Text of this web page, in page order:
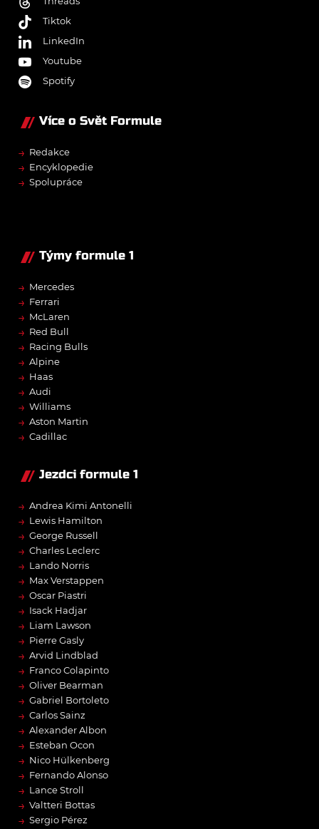
Tiktok
LinkedIn
Youtube
Spotify
Více o Svět Formule
→ Redakce
→ Encyklopedie
→ Spolupráce
Týmy formule 1
→ Mercedes
→ Ferrari
→ McLaren
→ Red Bull
→ Racing Bulls
→ Alpine
→ Haas
→ Audi
→ Williams
→ Aston Martin
→ Cadillac
Jezdci formule 1
→ Andrea Kimi Antonelli
→ Lewis Hamilton
→ George Russell
→ Charles Leclerc
→ Lando Norris
→ Max Verstappen
→ Oscar Piastri
→ Isack Hadjar
→ Liam Lawson
→ Pierre Gasly
→ Arvid Lindblad
→ Franco Colapinto
→ Oliver Bearman
→ Gabriel Bortoleto
→ Carlos Sainz
→ Alexander Albon
→ Esteban Ocon
→ Nico Hülkenberg
→ Fernando Alonso
→ Lance Stroll
→ Valtteri Bottas
→ Sergio Pérez